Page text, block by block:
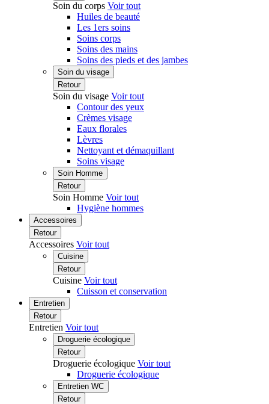
Soin du corps Voir tout
Huiles de beauté
Les 1ers soins
Soins corps
Soins des mains
Soins des pieds et des jambes
Soin du visage
Retour
Soin du visage Voir tout
Contour des yeux
Crèmes visage
Eaux florales
Lèvres
Nettoyant et démaquillant
Soins visage
Soin Homme
Retour
Soin Homme Voir tout
Hygiène hommes
Accessoires
Retour
Accessoires Voir tout
Cuisine
Retour
Cuisine Voir tout
Cuisson et conservation
Entretien
Retour
Entretien Voir tout
Droguerie écologique
Retour
Droguerie écologique Voir tout
Droguerie écologique
Entretien WC
Retour